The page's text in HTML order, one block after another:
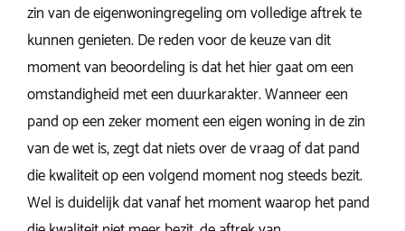
zin van de eigenwoningregeling om volledige aftrek te
kunnen genieten. De reden voor de keuze van dit
moment van beoordeling is dat het hier gaat om een
omstandigheid met een duurkarakter. Wanneer een
pand op een zeker moment een eigen woning in de zin
van de wet is, zegt dat niets over de vraag of dat pand
die kwaliteit op een volgend moment nog steeds bezit.
Wel is duidelijk dat vanaf het moment waarop het pand